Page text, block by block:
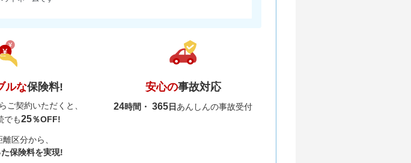
ルな保険料!
ご契約いただくと、
でも25％OFF!
区分から、
保険料を実現!
安心の事故対応
24時間・365日あんしんの事故受付